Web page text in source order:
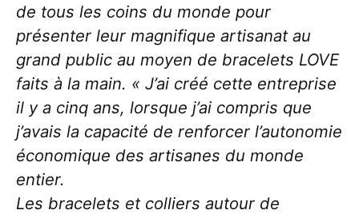
de tous les coins du monde pour
présenter leur magnifique artisanat au
grand public au moyen de bracelets LOVE
faits à la main. « J’ai créé cette entreprise
il y a cinq ans, lorsque j’ai compris que
j’avais la capacité de renforcer l’autonomie
économique des artisanes du monde
entier.
Les bracelets et colliers autour de